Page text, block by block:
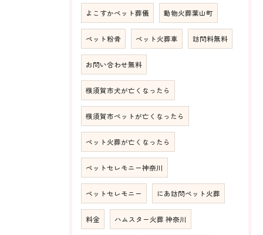
よこすかペット葬儀 動物火葬葉山町
ペット粉骨 ペット火葬車 訪問料無料
お問い合わせ無料
横須賀市犬が亡くなったら
横須賀市ペットが亡くなったら
ペット火葬が亡くなったら
ペットセレモニー神奈川
ペットセレモニー にあ訪問ペット火葬
料金 ハムスター火葬 神奈川